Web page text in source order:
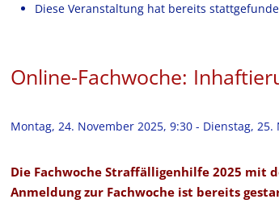
Diese Veranstaltung hat bereits
Online-Fachwoche:
Montag, 24. November 2025, 9:30 - Dienstag, 25.
Die Fachwoche Straffälligenhilfe 2025 mit
Anmeldung zur Fachwoche ist bereits